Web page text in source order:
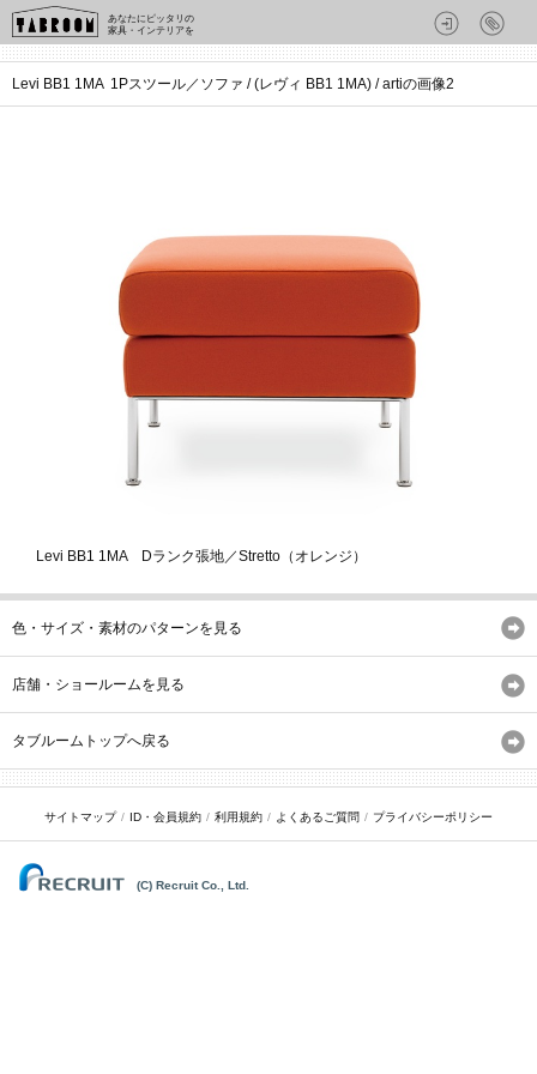
あなたにピッタリの
家具・インテリアを
Levi BB1 1MA 1Pスツール／ソファ / (レヴィ BB1 1MA) / artiの画像2
Levi BB1 1MA Dランク張地／Stretto（オレンジ）
色・サイズ・素材のパターンを見る
店舗・ショールームを見る
タブルームトップへ戻る
サイトマップ ID・会員規約 利用規約 よくあるご質問 プライバシーポリシー
(C) Recruit Co., Ltd.